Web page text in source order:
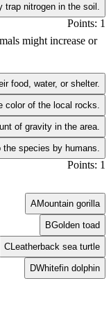
trap nitrogen in the soil.
Points: 1
might increase or
food, water, or shelter.
color of the local rocks.
of gravity in the area.
the species by humans.
Points: 1
AMountain gorilla
BGolden toad
C Leatherback sea turtle
DWhitefin dolphin